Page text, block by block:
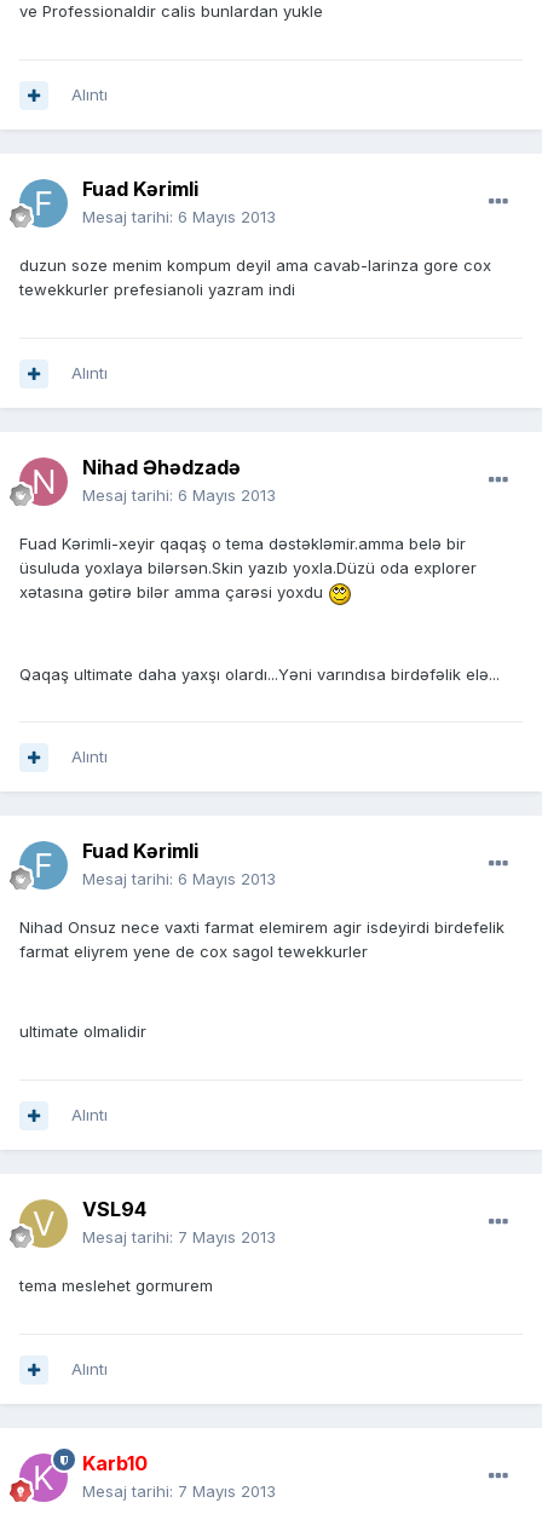
ve Professionaldir calis bunlardan yukle
Alıntı
Fuad Kərimli
Mesaj tarihi: 6 Mayıs 2013
duzun soze menim kompum deyil ama cavab-larinza gore cox
tewekkurler prefesianoli yazram indi
Alıntı
Nihad Əhədzadə
Mesaj tarihi: 6 Mayıs 2013
Fuad Kərimli-xeyir qaqaş o tema dəstəkləmir.amma belə bir
üsuluda yoxlaya bilərsən.Skin yazıb yoxla.Düzü oda explorer
xətasına gətirə bilər amma çarəsi yoxdu
Qaqaş ultimate daha yaxşı olardı...Yəni varındısa birdəfəlik elə...
Alıntı
Fuad Kərimli
Mesaj tarihi: 6 Mayıs 2013
Nihad Onsuz nece vaxti farmat elemirem agir isdeyirdi birdefelik
farmat eliyrem yene de cox sagol tewekkurler
ultimate olmalidir
Alıntı
VSL94
Mesaj tarihi: 7 Mayıs 2013
tema meslehet gormurem
Alıntı
Karb10
Mesaj tarihi: 7 Mayıs 2013